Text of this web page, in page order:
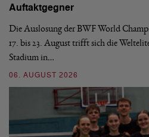
Auftaktgegner
Die Auslosung der BWF World
17. bis 23. August trifft sich die
Stadium in…
06. AUGUST 2026